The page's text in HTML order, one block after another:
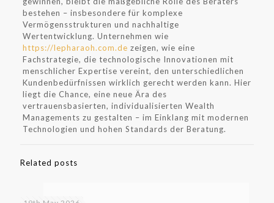
bestehen – insbesondere für komplexe
Vermögensstrukturen und nachhaltige
Wertentwicklung. Unternehmen wie
https://lepharaoh.com.de zeigen, wie eine
Fachstrategie, die technologische Innovationen mit
menschlicher Expertise vereint, den unterschiedlichen
Kundenbedürfnissen wirklich gerecht werden kann. Hier
liegt die Chance, eine neue Ära des
vertrauensbasierten, individualisierten Wealth
Managements zu gestalten – im Einklang mit modernen
Technologien und hohen Standards der Beratung.
Related posts